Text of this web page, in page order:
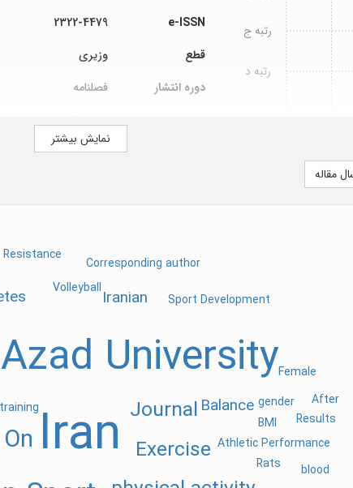
رتبه د
رتبه ج
e-ISSN
2322-4479
قطع
وزیری
دوره انتشار
فصلنامه
Andishan Pasargad
Pasargad
نمایش بیشتر
مقاله
Iran
University
On
Journal
Exercise
Balance
Iranian
Athletic Performance
Volleyball
Corresponding author
Sport Development
training
BMI
gender
Female
Rats
Results
blood
After